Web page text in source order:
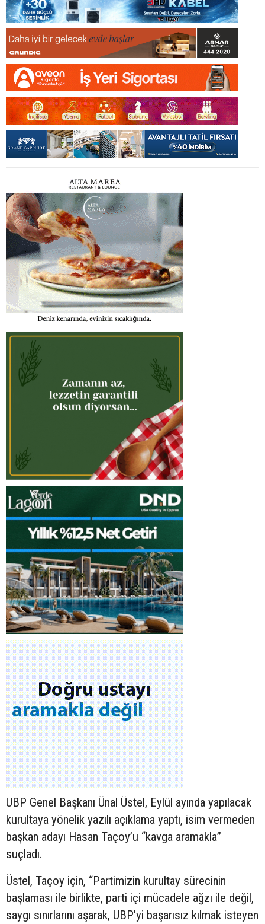
UBP Genel Başkanı Ünal Üstel, Eylül ayında yapılacak
kurultaya yönelik yazılı açıklama yaptı, isim vermeden
başkan adayı Hasan Taçoy’u “kavga aramakla”
suçladı.
Üstel, Taçoy için, “Partimizin kurultay sürecinin
başlaması ile birlikte, parti içi mücadele ağzı ile değil,
saygı sınırlarını aşarak, UBP’yi başarısız kılmak isteyen